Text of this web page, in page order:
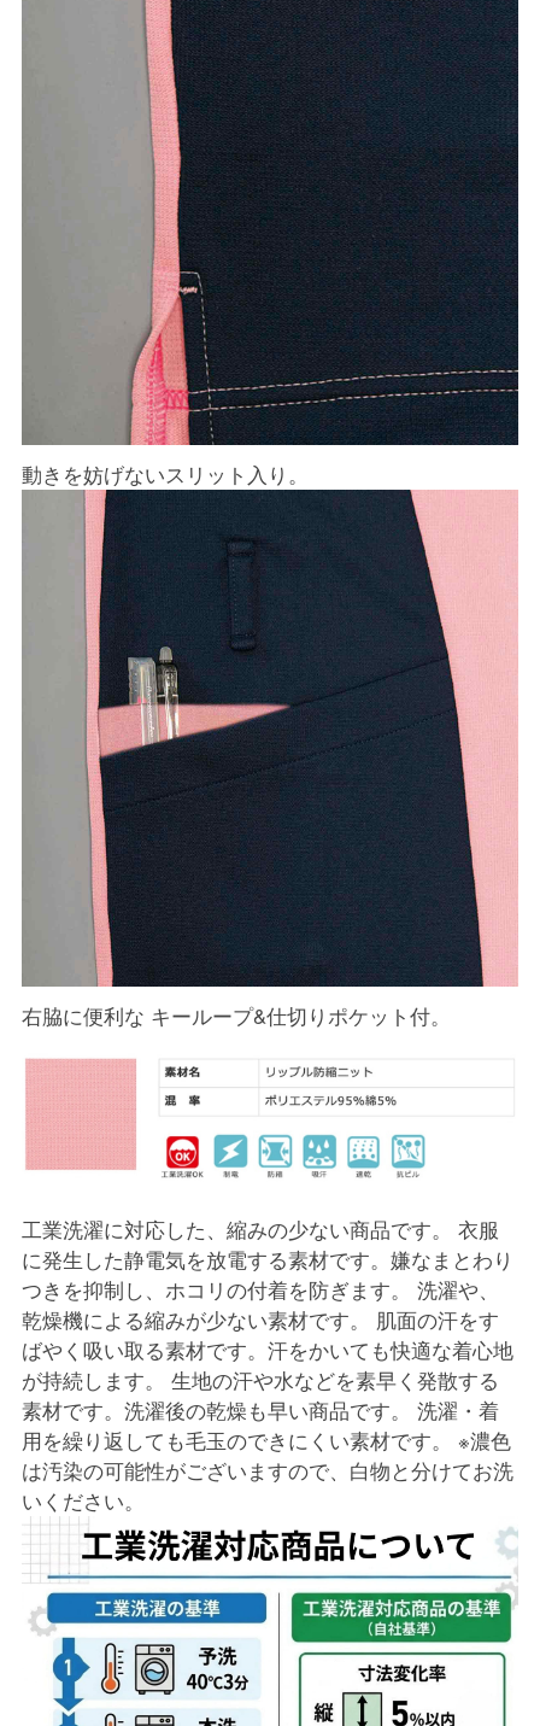
動きを妨げないスリット入り。
右脇に便利な キーループ&仕切りポケット付。
工業洗濯に対応した、縮みの少ない商品です。 衣服
に発生した静電気を放電する素材です。嫌なまとわり
つきを抑制し、ホコリの付着を防ぎます。 洗濯や、
乾燥機による縮みが少ない素材です。 肌面の汗をす
ばやく吸い取る素材です。汗をかいても快適な着心地
が持続します。 生地の汗や水などを素早く発散する
素材です。洗濯後の乾燥も早い商品です。 洗濯・着
用を繰り返しても毛玉のできにくい素材です。 ※濃色
は汚染の可能性がございますので、白物と分けてお洗
いください。